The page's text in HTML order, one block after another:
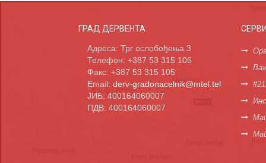
ГРАД ДЕРВЕНТА
Адреса: Трг ослобођења 3
Телефон: +387 53 315 106
Факс: +387 53 315 105
Email: derv-gradonacelnik@mtel.tel
ЈИБ: 400164060007
ПДВ: 400164060007